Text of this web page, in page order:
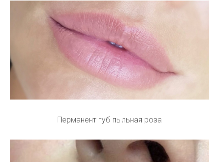
Перманент губ пыльная роза